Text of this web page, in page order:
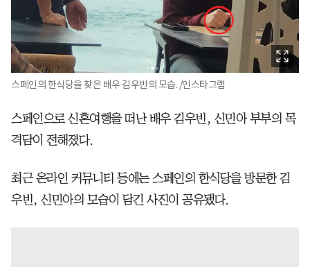
스페인의 한식당을 찾은 배우 김우빈의 모습. /인스타그램
스페인으로 신혼여행을 떠난 배우 김우빈, 신민아 부부의 목
격담이 전해졌다.
최근 온라인 커뮤니티 등에는 스페인의 한식당을 방문한 김
우빈, 신민아의 모습이 담긴 사진이 공유됐다.